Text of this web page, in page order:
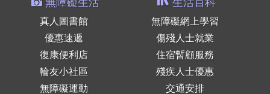
無障礙生活
真人圖書館
優惠速遞
復康便利店
輪友小社區
無障礙運動
生活百科
無障礙網上學習
傷殘人士就業
住宿暫顧服務
殘疾人士優惠
交通安排